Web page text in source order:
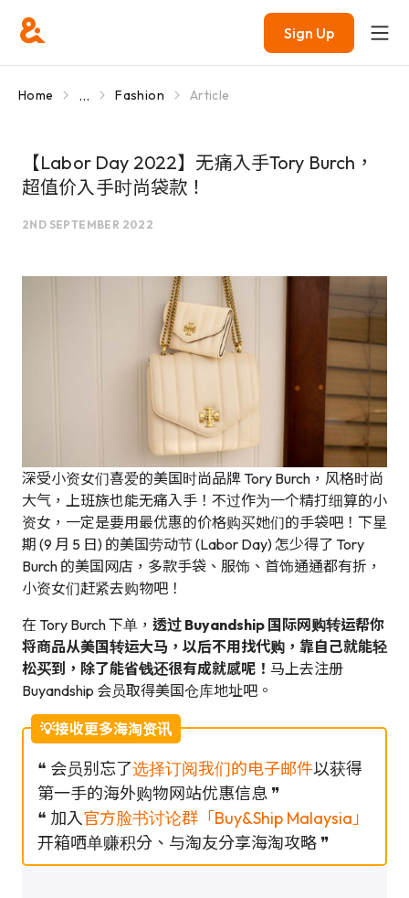
Sign Up
Home ... Fashion Article
【Labor Day 2022】无痛入手Tory Burch，
超值价入手时尚袋款！
2ND SEPTEMBER 2022
深受小资女们喜爱的美国时尚品牌 Tory Burch，风格时尚
大气，上班族也能无痛入手！不过作为一个精打细算的小
资女，一定是要用最优惠的价格购买她们的手袋吧！下星
期 (9 月 5 日) 的美国劳动节 (Labor Day) 怎少得了 Tory
Burch 的美国网店，多款手袋、服饰、首饰通通都有折，
小资女们赶紧去购物吧！
在 Tory Burch 下单， 透过 Buyandship 国际网购转运帮你
将商品从美国转运大马，以后不用找代购，靠自己就能轻
松买到，除了能省钱还很有成就感呢！ 马上去注册
Buyandship 会员取得美国仓库地址吧。
💡接收更多海淘资讯
❝ 会员别忘了选择订阅我们的电子邮件以获得
第一手的海外购物网站优惠信息 ❞
❝ 加入官方脸书讨论群「Buy&Ship Malaysia」
开箱哂单赚积分、与淘友分享海淘攻略 ❞